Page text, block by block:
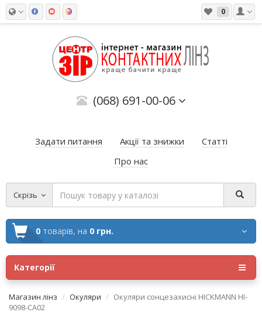
0
(068) 691-00-06
Задати питання Акції та знижки
Статті
Про нас
Скрізь
0 товарів, на 0 грн.
Категорії
Магазин лінз Окуляри
Окуляри сонцезахисні HICKMANN HI-
9098-CA02